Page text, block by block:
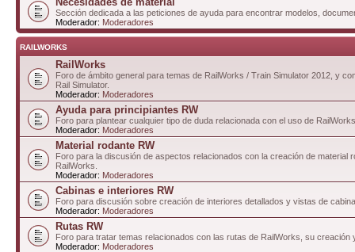
Sección dedicada a las peticiones de ayuda para encontrar modelos,
Moderador: Moderadores
RAILWORKS
RailWorks
Foro de ámbito general para temas de RailWorks / Train Simulator 2012, y
Rail Simulator.
Moderador: Moderadores
Ayuda para principiantes RW
Foro para plantear cualquier tipo de duda relacionada con el uso de
Moderador: Moderadores
Material rodante RW
Foro para la discusión de aspectos relacionados con la creación de material
RailWorks.
Moderador: Moderadores
Cabinas e interiores RW
Foro para discusión sobre creación de interiores detallados y vistas de
Moderador: Moderadores
Rutas RW
Foro para tratar temas relacionados con las rutas de RailWorks, su creación
Moderador: Moderadores